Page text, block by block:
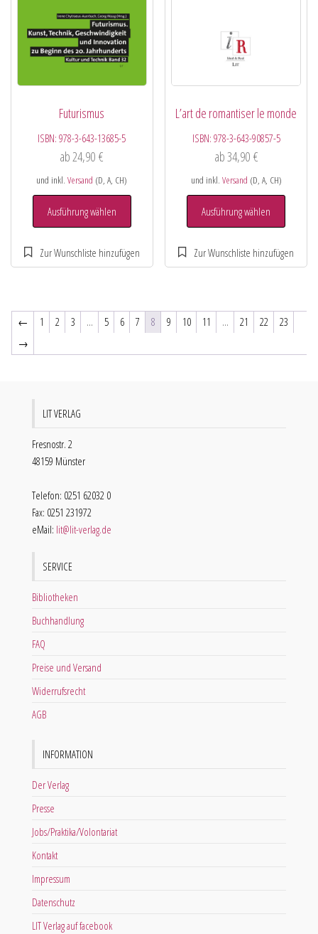
Futurismus
ISBN:978-3-643-13685-5
ab24,90€
und inkl.Versand (D, A, CH)
Ausführung wählen
L’art de romantiser le monde
ISBN: 978-3-643-90857-5
ab34,90 €
und inkl. Versand (D, A, CH)
Ausführung wählen
← 1 2 3 … 5 6 7 8 9 10 11 … 21 22
23
→
LIT VERLAG
Fresnostr. 2
48159 Münster
Telefon: 0251 62032 0
Fax: 0251 231972
eMail: lit@lit-verlag.de
SERVICE
Bibliotheken
Buchhandlung
FAQ
Preise und Versand
Widerrufsrecht
AGB
INFORMATION
Der Verlag
Presse
Jobs/Praktika/Volontariat
Kontakt
Impressum
Datenschutz
LIT Verlag auf facebook